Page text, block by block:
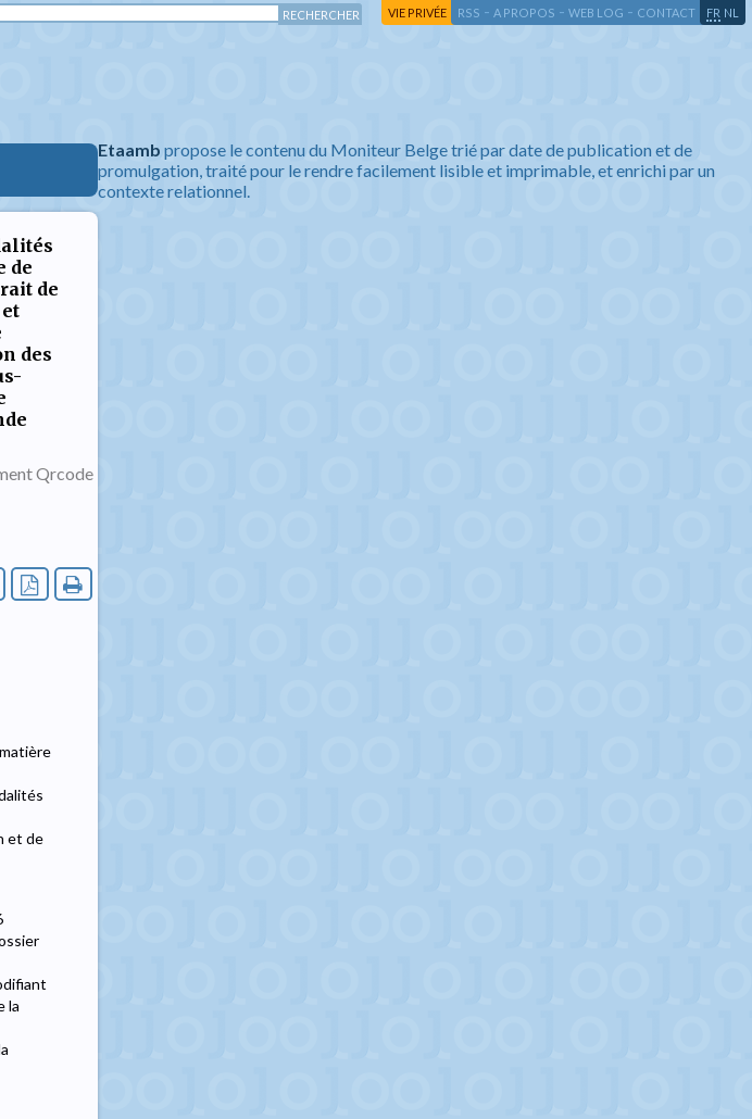
VIE PRIVÉE RSS - A PROPOS - WEB LOG - CONTACT FR NL
de
de
des
et de
la
Etaamb propose le contenu du Moniteur Belge trié par date de publication et de
promulgation, traité pour le rendre facilement lisible et imprimable, et enrichi par un
contexte relationnel.